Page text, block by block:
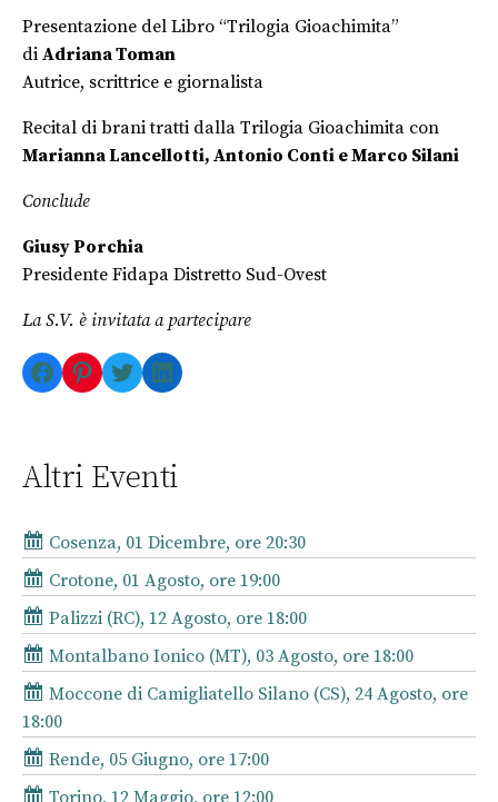
Presentazione del Libro “Trilogia Gioachimita”
di Adriana Toman
Autrice, scrittrice e giornalista
Recital di brani tratti dalla Trilogia Gioachimita con
Marianna Lancellotti, Antonio Conti e Marco Silani
Conclude
Giusy Porchia
Presidente Fidapa Distretto Sud-Ovest
La S.V. è invitata a partecipare
Facebook
Pinterest
TwitterLinkedIn
Altri Eventi
Cosenza, 01 Dicembre, ore 20:30
Crotone, 01 Agosto, ore 19:00
Palizzi (RC), 12 Agosto, ore 18:00
Montalbano Ionico (MT), 03 Agosto, ore 18:00
Moccone di Camigliatello Silano (CS), 24 Agosto, ore
18:00
Rende, 05 Giugno, ore 17:00